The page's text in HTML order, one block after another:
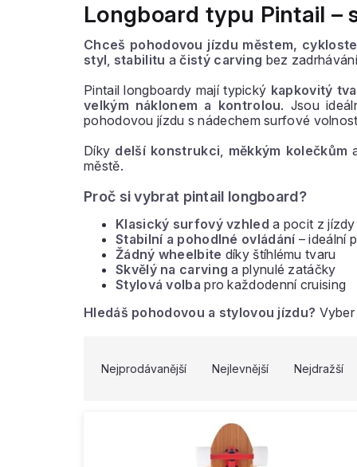
Longboard typu Pintail –
Chceš pohodovou jízdu městem,
styl, stabilitu ačistý carving bez
Pintail longboardy mají typický kapkovitý
velkým náklonem a kontrolou. Jsou
pohodovou jízdu s nádechem surfové
Díky delší konstrukci, měkkým kolečkům
městě.
Proč si vybrat pintail longboard?
Klasický surfový vzhled a pocit z jízdy
Stabilní a pohodlné ovládání – ideální
Žádný wheelbite díky štíhlému tvaru
Skvělý na carving a plynulé zatáčky
Stylová volba pro každodenní cruising
Hledáš pohodovou a stylovou jízdu?
Nejprodávanější Nejlevnější Nejdražší